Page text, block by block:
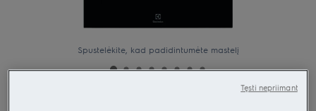
Spustelėkite, kad padidintumėte mastelį
Tęsti nepriimant